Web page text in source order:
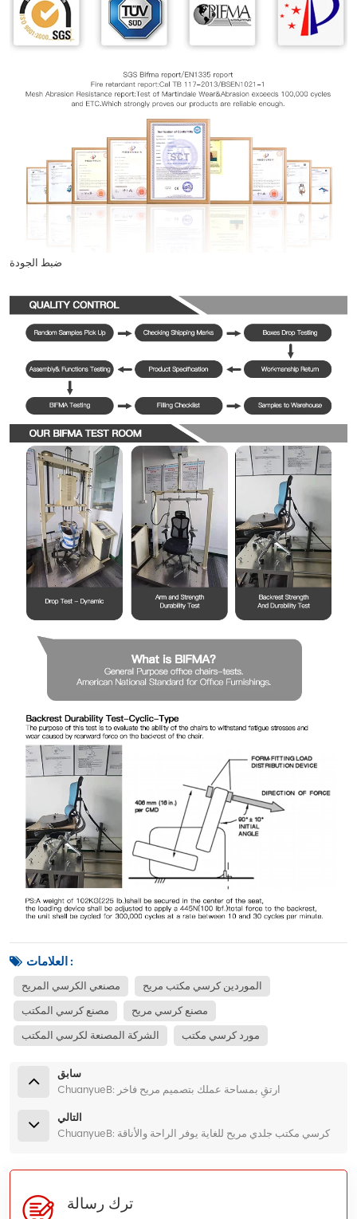
ضبط الجودة
العلامات :
مصنعي الكرسي المريح الموردين كرسي مكتب مريح
مصنع كرسي المكتب مصنع كرسي مريح
الشركة المصنعة لكرسي المكتب مورد كرسي مكتب
سابق
ChuanyueB: ارتقِ بمساحة عملك بتصميم مريح فاخر
التالي
ChuanyueB: كرسي مكتب جلدي مريح للغاية يوفر الراحة والأناقة
ترك رسالة